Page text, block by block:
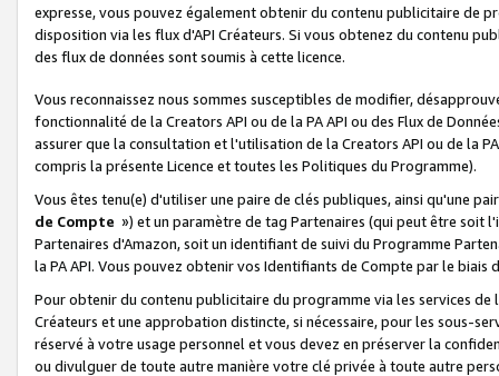
expresse, vous pouvez également obtenir du contenu publicitaire de
disposition via les flux d'API Créateurs. Si vous obtenez du contenu
des flux de données sont soumis à cette licence.
Vous reconnaissez nous sommes susceptibles de modifier,
fonctionnalité de la Creators API ou de la PA API ou des Flux de
assurer que la consultation et l'utilisation de la Creators API ou de la
compris la présente Licence et toutes les Politiques du Programme).
Vous êtes tenu(e) d'utiliser une paire de clés publiques, ainsi qu'une
de Compte ») et un paramètre de tag Partenaires (qui peut être soit
Partenaires d'Amazon, soit un identifiant de suivi du Programme
la PA API. Vous pouvez obtenir vos Identifiants de Compte par le biais
Pour obtenir du contenu publicitaire du programme via les services
Créateurs et une approbation distincte, si nécessaire, pour les sous-
réservé à votre usage personnel et vous devez en préserver la
ou divulguer de toute autre manière votre clé privée à toute autre